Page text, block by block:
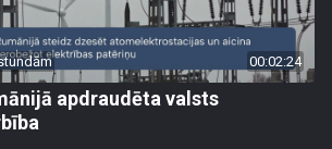
00:02:24
apdraudēta valsts